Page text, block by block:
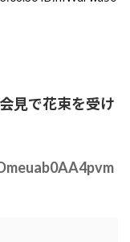
見で花束を受け